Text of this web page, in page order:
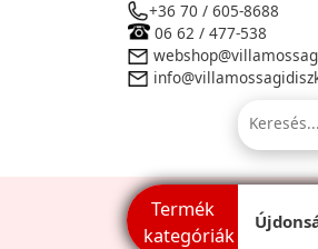
+36 70 / 605-8688
06 62 / 477-538
Termék
kategóriák